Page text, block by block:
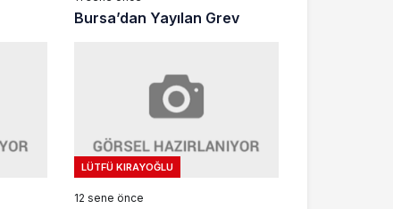
Bursa’dan Yayılan Grev
LÜTFÜ KIRAYOĞLU
12 sene önce